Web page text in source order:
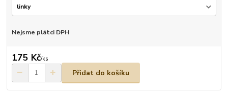
Nejsme plátci DPH
175 Kč/ks
Přidat do košíku